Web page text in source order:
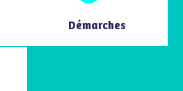
Démarches